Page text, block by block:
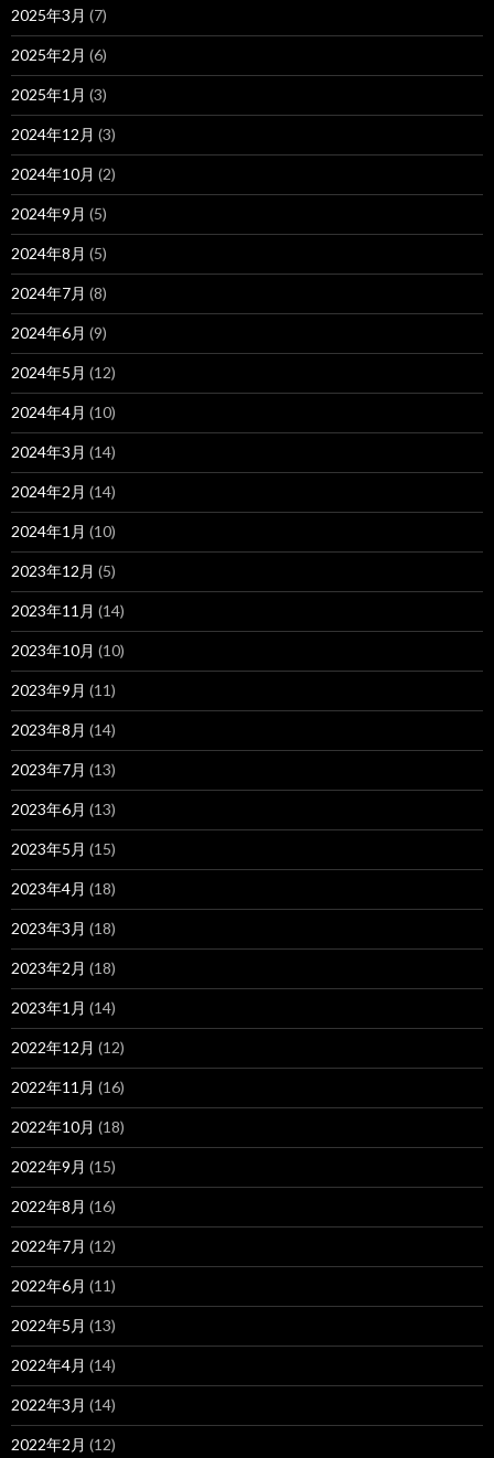
2025年3月 (7)
2025年2月 (6)
2025年1月 (3)
2024年12月 (3)
2024年10月 (2)
2024年9月 (5)
2024年8月 (5)
2024年7月 (8)
2024年6月 (9)
2024年5月 (12)
2024年4月 (10)
2024年3月 (14)
2024年2月 (14)
2024年1月 (10)
2023年12月 (5)
2023年11月 (14)
2023年10月 (10)
2023年9月 (11)
2023年8月 (14)
2023年7月 (13)
2023年6月 (13)
2023年5月 (15)
2023年4月 (18)
2023年3月 (18)
2023年2月 (18)
2023年1月 (14)
2022年12月 (12)
2022年11月 (16)
2022年10月 (18)
2022年9月 (15)
2022年8月 (16)
2022年7月 (12)
2022年6月 (11)
2022年5月 (13)
2022年4月 (14)
2022年3月 (14)
2022年2月 (12)